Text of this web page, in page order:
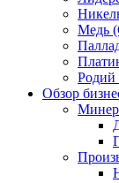
Медь
Родий
Обзор